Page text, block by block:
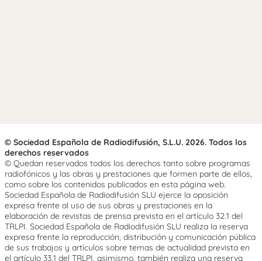
© Sociedad Española de Radiodifusión, S.L.U. 2026. Todos los
derechos reservados
© Quedan reservados todos los derechos tanto sobre programas
radiofónicos y las obras y prestaciones que formen parte de ellos,
como sobre los contenidos publicados en esta página web.
Sociedad Española de Radiodifusión SLU ejerce la oposición
expresa frente al uso de sus obras y prestaciones en la
elaboración de revistas de prensa prevista en el artículo 32.1 del
TRLPI. Sociedad Española de Radiodifusión SLU realiza la reserva
expresa frente la reproducción, distribución y comunicación pública
de sus trabajos y artículos sobre temas de actualidad prevista en
el artículo 33.1 del TRLPI, asimismo, también realiza una reserva